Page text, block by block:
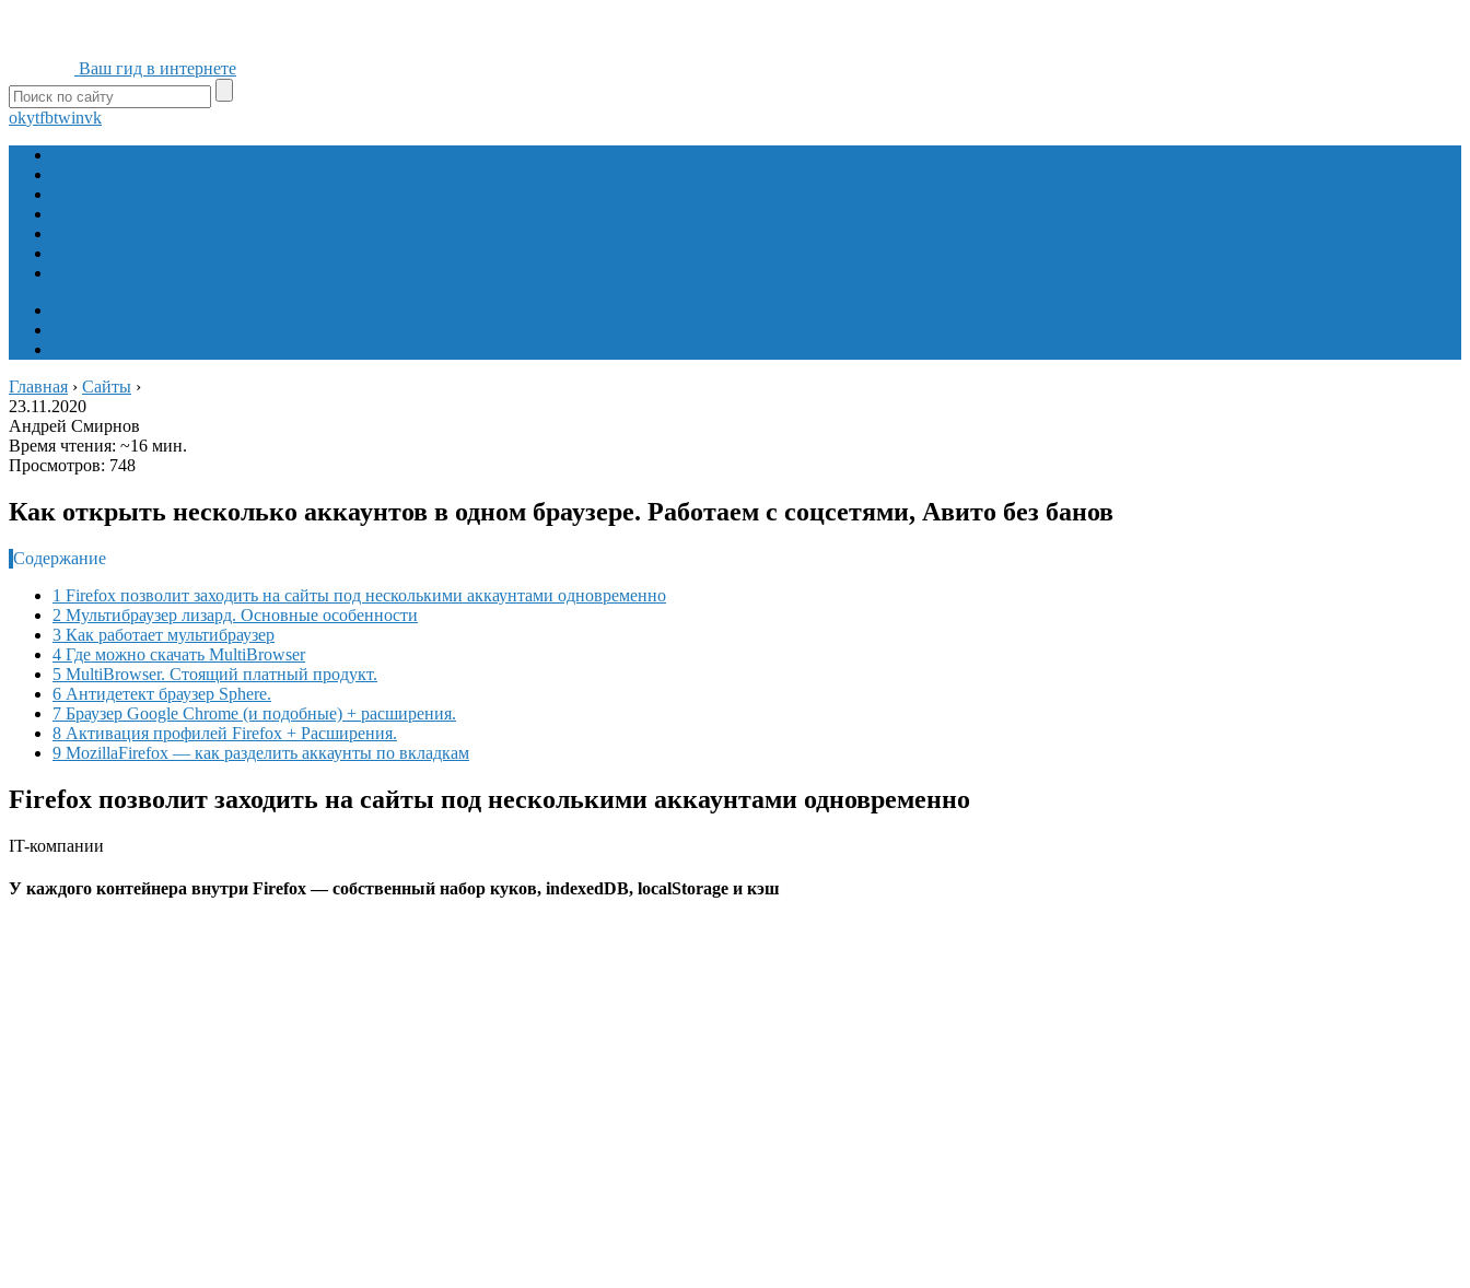
Ваш гид в интернете
okytfbtwinvk
Главная › Сайты ›
23.11.2020
Андрей Смирнов
Время чтения: ~16 мин.
Просмотров: 748
Как открыть несколько аккаунтов в одном браузере. Работаем с соцсетями, Авито без банов
Содержание
1 Firefox позволит заходить на сайты под несколькими аккаунтами одновременно
2 Мультибраузер лизард. Основные особенности
3 Как работает мультибраузер
4 Где можно скачать MultiBrowser
5 MultiBrowser. Стоящий платный продукт.
6 Антидетект браузер Sphere.
7 Браузер Google Chrome (и подобные) + расширения.
8 Активация профилей Firefox + Расширения.
9 MozillaFirefox — как разделить аккаунты по вкладкам
Firefox позволит заходить на сайты под несколькими аккаунтами одновременно
IT-компании
У каждого контейнера внутри Firefox — собственный набор куков, indexedDB, localStorage и кэш